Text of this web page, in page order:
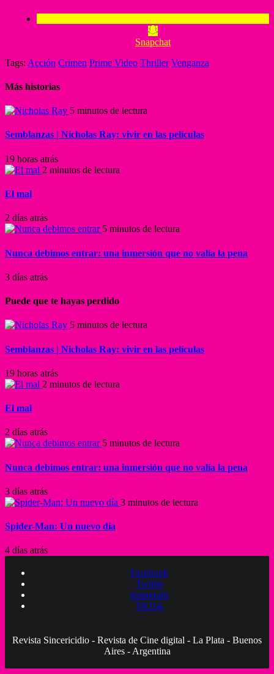
Snapchat
Tags: Acción Crimen Prime Video Thriller Venganza
Más historias
5 minutos de lectura
Semblanzas | Nicholas Ray: vivir en las películas
19 horas atrás
2 minutos de lectura
El mal
2 días atrás
5 minutos de lectura
Nunca debimos entrar: una inmersión que no valía la pena
3 días atrás
Puede que te hayas perdido
5 minutos de lectura
Semblanzas | Nicholas Ray: vivir en las películas
19 horas atrás
2 minutos de lectura
El mal
2 días atrás
5 minutos de lectura
Nunca debimos entrar: una inmersión que no valía la pena
3 días atrás
3 minutos de lectura
Spider-Man: Un nuevo día
4 días atrás
Facebook
Twitter
Instagram
TikTok
Revista Sincericidio - Revista de Cine digital - La Plata - Buenos
Aires - Argentina